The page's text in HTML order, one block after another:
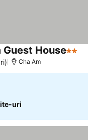
Guest House2 Stele
Cha Am
uri